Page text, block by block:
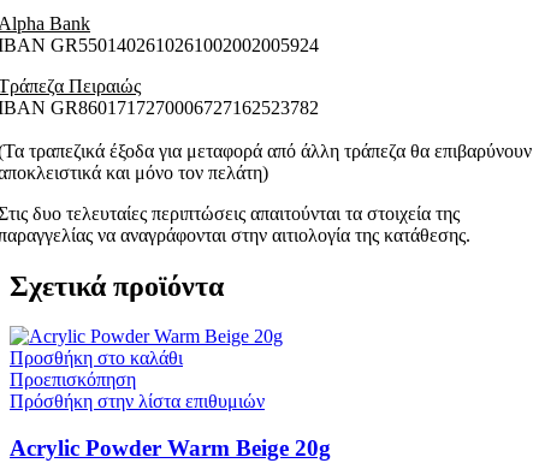
Bank
GR5501402610261002002005924
Πειραιώς
GR8601717270006727162523782
τραπεζικά έξοδα για μεταφορά από άλλη τράπεζα θα επιβαρύνουν
και μόνο τον πελάτη)
δυο τελευταίες περιπτώσεις απαιτούνται τα στοιχεία της
να αναγράφονται στην αιτιολογία της κατάθεσης.
Σχετικά προϊόντα
Προσθήκη στο καλάθι
Προεπισκόπηση
Πρόσθήκη στην λίστα επιθυμιών
Acrylic Powder Warm Beige 20g